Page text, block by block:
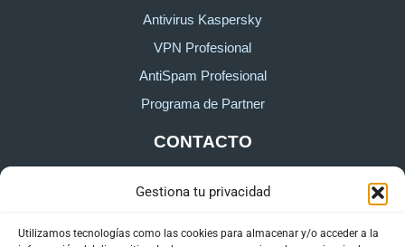
Gestiona tu privacidad
Utilizamos tecnologías como las cookies para almacenar y/o acceder a la
Antivirus Kaspersky
VPN Profesional
AntiSpam Profesional
Programa de Partner
CONTACTO
Sobre HostingTG
Formulario de contacto